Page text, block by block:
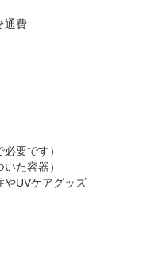
通費
要です）
た容器）
やUVケアグッズ